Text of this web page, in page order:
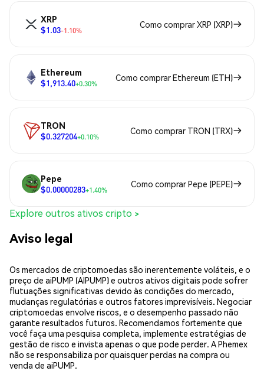
XRP
$1.03-1.10%
Como comprar XRP (XRP)
Ethereum
$1,913.40+0.30%
Como comprar Ethereum (ETH)
TRON
$0.327204+0.10%
Como comprar TRON (TRX)
Pepe
$0.00000283+1.40%
Como comprar Pepe (PEPE)
Explore outros ativos cripto >
Aviso legal
Os mercados de criptomoedas são inerentemente voláteis, e o
preço de aiPUMP (AIPUMP) e outros ativos digitais pode sofrer
flutuações significativas devido às condições do mercado,
mudanças regulatórias e outros fatores imprevisíveis. Negociar
criptomoedas envolve riscos, e o desempenho passado não
garante resultados futuros. Recomendamos fortemente que
você faça uma pesquisa completa, implemente estratégias de
gestão de risco e invista apenas o que pode perder. A Phemex
não se responsabiliza por quaisquer perdas na compra ou
venda de aiPUMP.